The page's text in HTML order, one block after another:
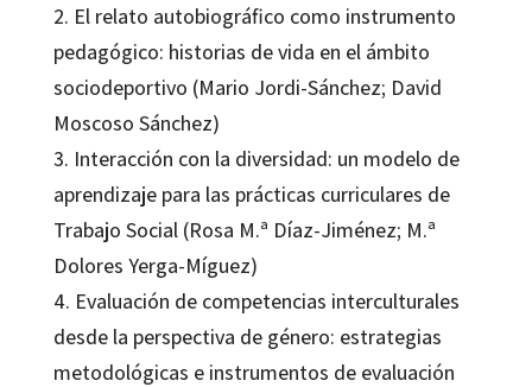
2. El relato autobiográfico como instrumento
pedagógico: historias de vida en el ámbito
sociodeportivo (Mario Jordi-Sánchez; David
Moscoso Sánchez)
3. Interacción con la diversidad: un modelo de
aprendizaje para las prácticas curriculares de
Trabajo Social (Rosa M.ª Díaz-Jiménez; M.ª
Dolores Yerga-Míguez)
4. Evaluación de competencias interculturales
desde la perspectiva de género: estrategias
metodológicas e instrumentos de evaluación